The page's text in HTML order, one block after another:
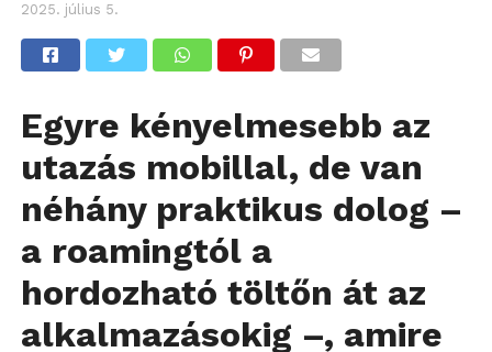
2025. július 5.
Egyre kényelmesebb az
utazás mobillal, de van
néhány praktikus dolog –
a roamingtól a
hordozható töltőn át az
alkalmazásokig –, amire